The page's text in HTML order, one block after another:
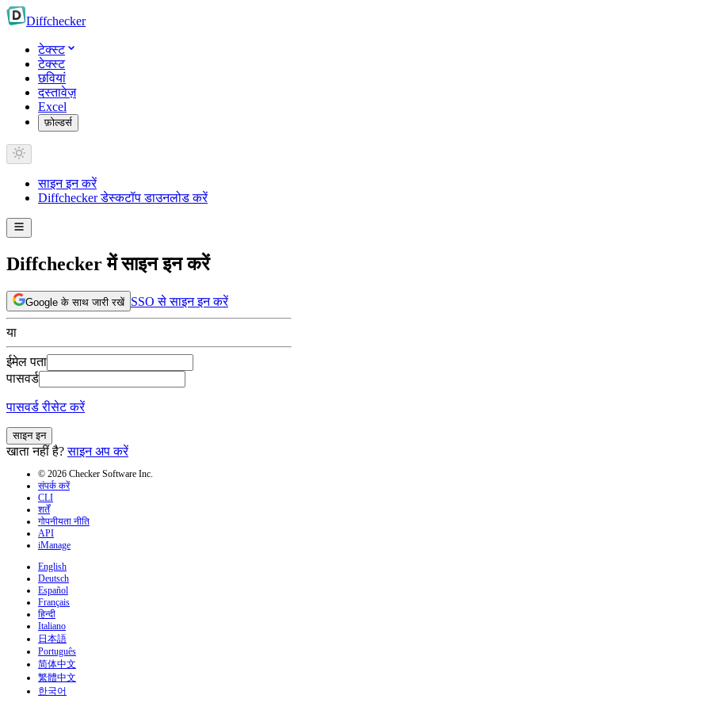
Diffchecker
टेक्स्ट
टेक्स्ट
छवियां
दस्तावेज़
Excel
फ़ोल्डर्स
साइन इन करें
Diffchecker डेस्कटॉप डाउनलोड करें
Diffchecker में साइन इन करें
Google के साथ जारी रखें SSO से साइन इन करें
या
ईमेल पता
पासवर्ड
पासवर्ड रीसेट करें
साइन इन
खाता नहीं है? साइन अप करें
© 2026 Checker Software Inc.
संपर्क करें
CLI
शर्तें
गोपनीयता नीति
API
iManage
English
Deutsch
Español
Français
हिन्दी
Italiano
日本語
Português
简体中文
繁體中文
한국어